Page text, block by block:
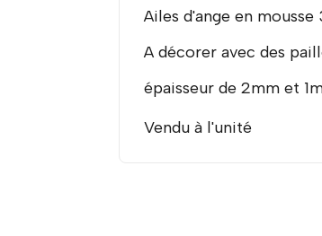
Ailes d'ange en
A décorer avec des
épaisseur de 2mm et
Vendu à l'unité